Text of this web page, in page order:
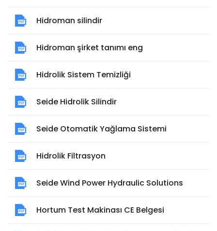
Hidroman silindir
Hidroman şirket tanımı eng
Hidrolik Sistem Temizliği
Seide Hidrolik Silindir
Seide Otomatik Yağlama Sistemi
Hidrolik Filtrasyon
Seide Wind Power Hydraulic Solutions
Hortum Test Makinası CE Belgesi